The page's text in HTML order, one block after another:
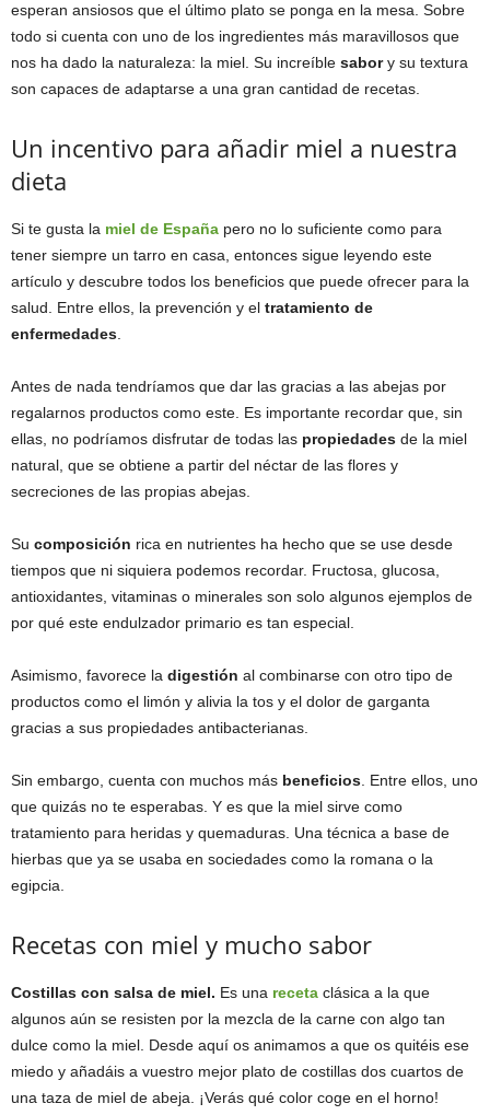
esperan ansiosos que el último plato se ponga en la mesa. Sobre
todo si cuenta con uno de los ingredientes más maravillosos que
nos ha dado la naturaleza: la miel. Su increíble sabory su textura
son capaces de adaptarse a una gran cantidad de recetas.
Un incentivo para añadir miel a nuestra
dieta
Si te gusta la miel de España pero no lo suficiente como para
tener siempre un tarro en casa, entonces sigue leyendo este
artículo y descubre todos los beneficios que puede ofrecer para la
salud. Entre ellos, la prevención y el tratamiento de
enfermedades
Antes de nada tendríamos que dar las gracias a las abejas por
regalarnos productos como este. Es importante recordar que, sin
ellas, no podríamos disfrutar de todas las propiedades de la miel
natural, que se obtiene a partir del néctar de las flores y
secreciones de las propias abejas.
Su composición rica en nutrientes ha hecho que se use desde
tiempos que ni siquiera podemos recordar. Fructosa, glucosa,
antioxidantes, vitaminas o minerales son solo algunos ejemplos de
por qué este endulzador primario es tan especial.
Asimismo, favorece la digestión al combinarse con otro tipo de
productos como el limón y alivia la tos y el dolor de garganta
gracias a sus propiedades antibacterianas.
Sin embargo, cuenta con muchos más beneficios . Entre ellos, uno
que quizás no te esperabas. Y es que la miel sirve como
tratamiento para heridas y quemaduras. Una técnica a base de
hierbas que ya se usaba en sociedades como la romana o la
egipcia.
Recetas con miel y mucho sabor
Costillas con salsa de miel. Es una receta clásica a la que
algunos aún se resisten por la mezcla de la carne con algo tan
dulce como la miel. Desde aquí os animamos a que os quitéis ese
miedo y añadáis a vuestro mejor plato de costillas dos cuartos de
una taza de miel de abeja. ¡Verás qué color coge en el horno!